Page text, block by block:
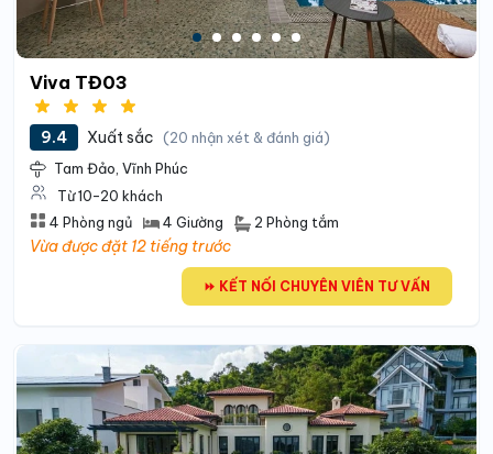
Viva TĐ03
9.4 Xuất sắc (20 nhận xét & đánh giá)
Tam Đảo, Vĩnh Phúc
Từ 10-20 khách
4 Phòng ngủ
4 Giường 2 Phòng tắm
Vừa được đặt 12 tiếng trước
⏩ KẾT NỐI CHUYÊN VIÊN TƯ VẤN